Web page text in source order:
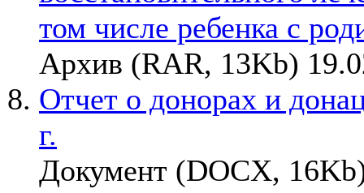
том числе ребенка с
Архив (RAR, 13Kb)
Отчет о донорах и
г.
Документ (DOCX,